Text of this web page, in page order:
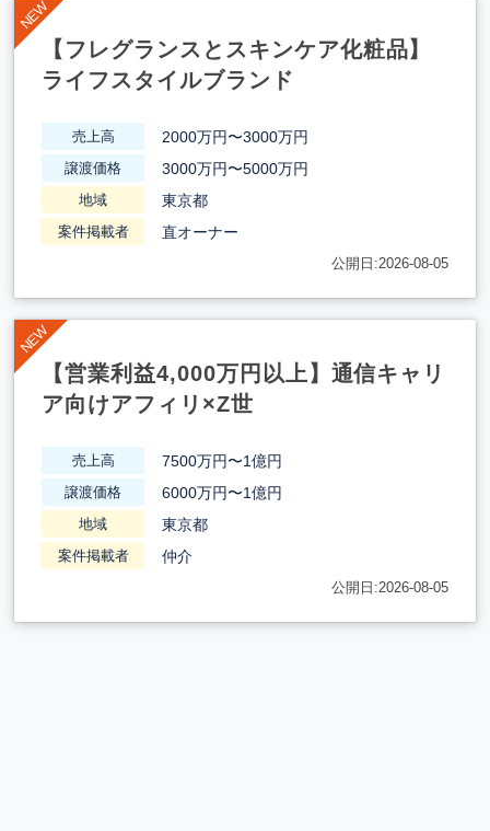
【フレグランスとスキンケア化粧品】
ライフスタイルブランド
売上高 2000万円〜3000万円
譲渡価格 3000万円〜5000万円
地域 東京都
案件掲載者 直オーナー
公開日:2026-08-05
【営業利益4,000万円以上】通信キャリ
ア向けアフィリ×Z世
売上高 7500万円〜1億円
譲渡価格 6000万円〜1億円
地域 東京都
案件掲載者 仲介
公開日:2026-08-05